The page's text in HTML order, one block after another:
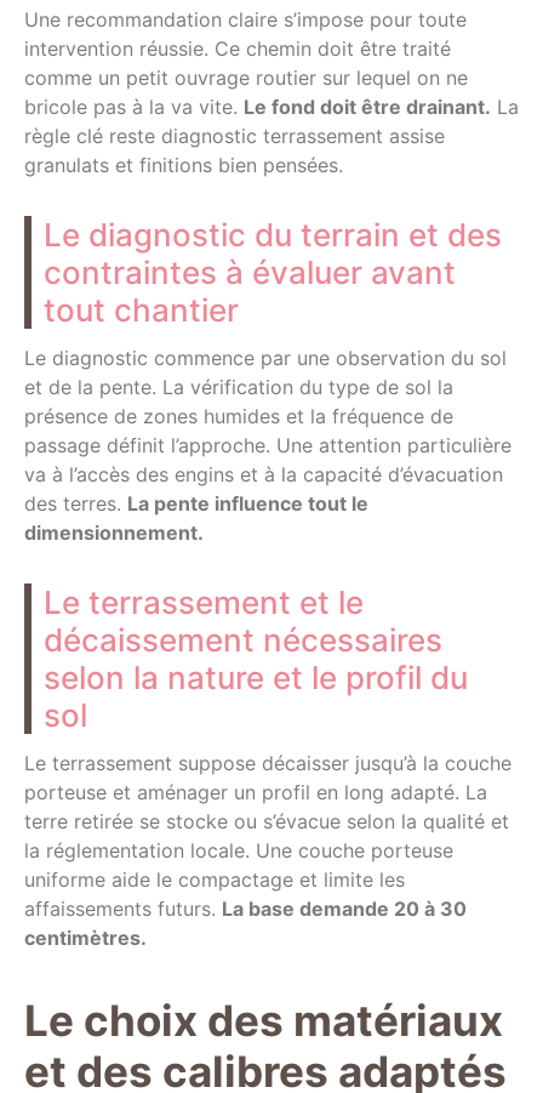
Une recommandation claire s’impose pour toute
intervention réussie. Ce chemin doit être traité
comme un petit ouvrage routier sur lequel on ne
bricole pas à la va vite. Le fond doit être drainant. La
règle clé reste diagnostic terrassement assise
granulats et finitions bien pensées.
Le diagnostic du terrain et des
contraintes à évaluer avant
tout chantier
Le diagnostic commence par une observation du sol
et de la pente. La vérification du type de sol la
présence de zones humides et la fréquence de
passage définit l’approche. Une attention particulière
va à l’accès des engins et à la capacité d’évacuation
des terres. La pente influence tout le
dimensionnement.
Le terrassement et le
décaissement nécessaires
selon la nature et le profil du
sol
Le terrassement suppose décaisser jusqu’à la couche
porteuse et aménager un profil en long adapté. La
terre retirée se stocke ou s’évacue selon la qualité et
la réglementation locale. Une couche porteuse
uniforme aide le compactage et limite les
affaissements futurs. La base demande 20 à 30
centimètres.
Le choix des matériaux
et des calibres adaptés